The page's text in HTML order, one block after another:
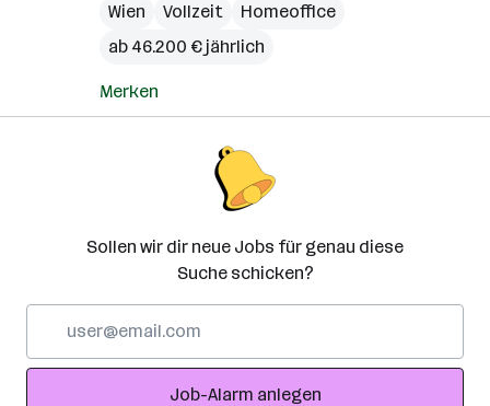
Wien
Vollzeit
Homeoffice
ab 46.200 € jährlich
Merken
Sollen wir dir neue Jobs für genau diese
Suche schicken?
Adresse
Job-Alarm anlegen